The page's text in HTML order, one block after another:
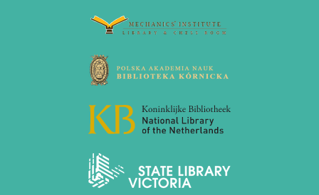
November 2011 (2 Einträge)
August 2011 (3 Einträge)
Juni 2011 (2 Einträge)
Mai 2011 (2 Einträge)
April 2011 (5 Einträge)
März 2011 (1 Eintrag)
Februar 2011 (1 Eintrag)
Januar 2011 (4 Einträge)